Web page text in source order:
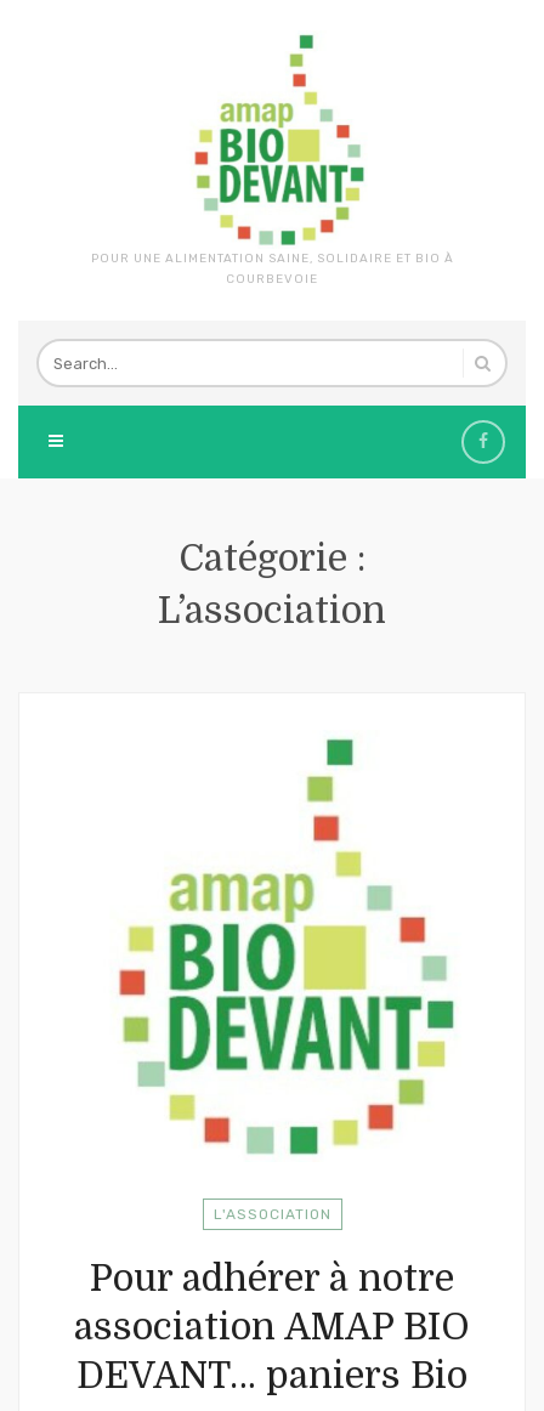
POUR UNE ALIMENTATION SAINE, SOLIDAIRE ET BIO À
COURBEVOIE
Catégorie :
L’association
L'ASSOCIATION
Pour adhérer à notre
association AMAP BIO
DEVANT… paniers Bio